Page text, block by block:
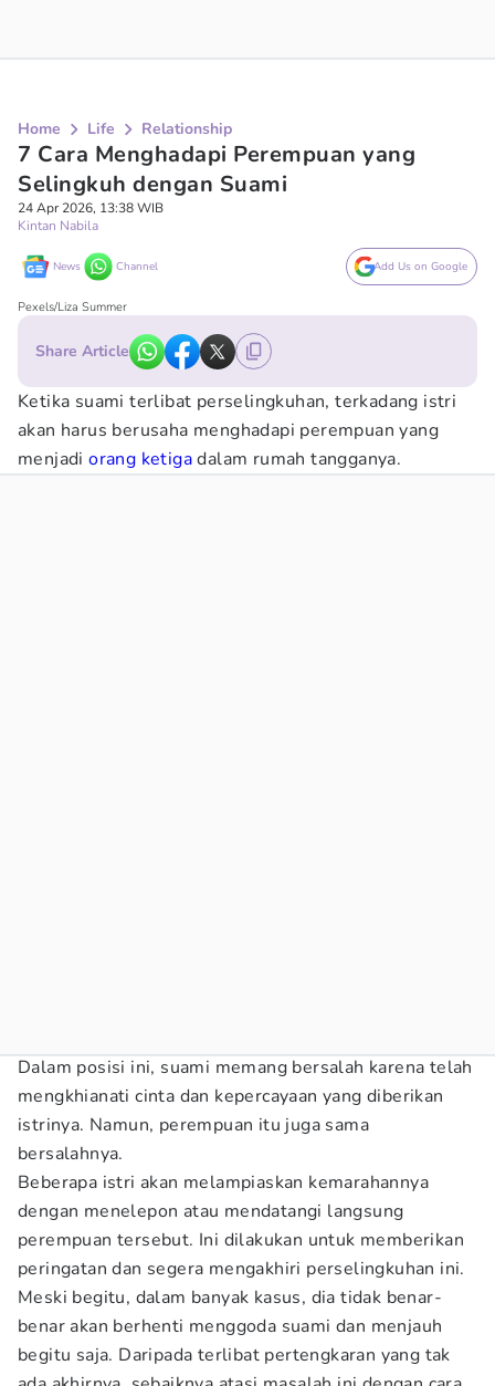
Home Life Relationship
7 Cara Menghadapi Perempuan yang
Selingkuh dengan Suami
24 Apr 2026, 13:38 WIB
Kintan Nabila
News Channel Add Us on Google
Pexels/Liza Summer
Share Article
Ketika suami terlibat perselingkuhan, terkadang istri
akan harus berusaha menghadapi perempuan yang
menjadiorang ketigadalam rumah tangganya.
Dalam posisi ini, suami memang bersalah karena telah
mengkhianati cinta dan kepercayaan yang diberikan
istrinya. Namun, perempuan itu juga sama
bersalahnya.
Beberapa istri akan melampiaskan kemarahannya
dengan menelepon atau mendatangi langsung
perempuan tersebut. Ini dilakukan untuk memberikan
peringatan dan segera mengakhiri perselingkuhan ini.
Meski begitu, dalam banyak kasus, dia tidak benar-
benar akan berhenti menggoda suami dan menjauh
begitu saja. Daripada terlibat pertengkaran yang tak